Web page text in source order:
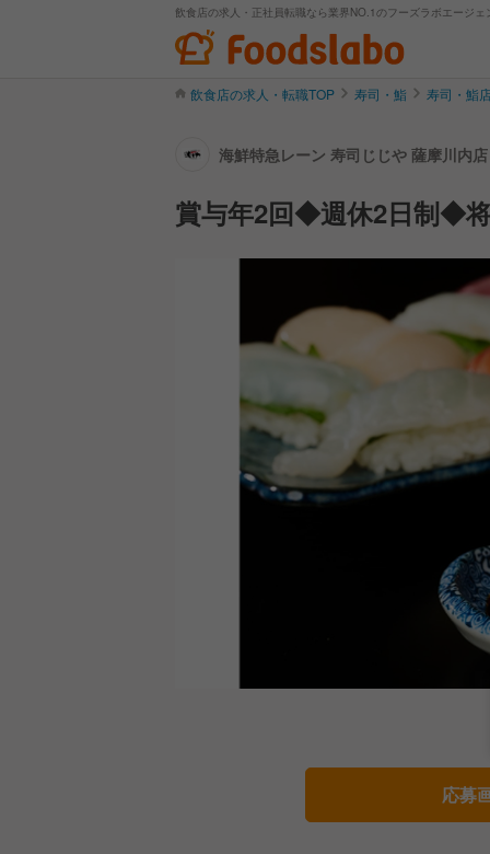
飲食店の求人・正社員転職なら業界NO.1のフーズラボエージェ
飲食店の求人・転職TOP 寿司・鮨 寿司・鮨
海鮮特急レーン 寿司じじや 薩摩川内
賞与年2回◆週休2日制◆
応募